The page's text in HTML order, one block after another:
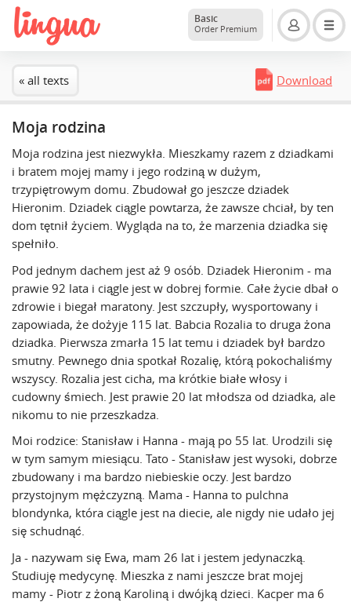
Basic
Order Premium
« all texts Download
Moja rodzina
Moja rodzina jest niezwykła. Mieszkamy razem z dziadkami
i bratem mojej mamy i jego rodziną w dużym,
trzypiętrowym domu. Zbudował go jeszcze dziadek
Hieronim. Dziadek ciągle powtarza, że zawsze chciał, by ten
dom tętnił życiem. Wygląda na to, że marzenia dziadka się
spełniło.
Pod jednym dachem jest aż 9 osób. Dziadek Hieronim - ma
prawie 92 lata i ciągle jest w dobrej formie. Całe życie dbał o
zdrowie i biegał maratony. Jest szczupły, wysportowany i
zapowiada, że dożyje 115 lat. Babcia Rozalia to druga żona
dziadka. Pierwsza zmarła 15 lat temu i dziadek był bardzo
smutny. Pewnego dnia spotkał Rozalię, którą pokochaliśmy
wszyscy. Rozalia jest cicha, ma krótkie białe włosy i
cudowny śmiech. Jest prawie 20 lat młodsza od dziadka, ale
nikomu to nie przeszkadza.
Moi rodzice: Stanisław i Hanna - mają po 55 lat. Urodzili się
w tym samym miesiącu. Tato - Stanisław jest wysoki, dobrze
zbudowany i ma bardzo niebieskie oczy. Jest bardzo
przystojnym mężczyzną. Mama - Hanna to pulchna
blondynka, która ciągle jest na diecie, ale nigdy nie udało jej
się schudnąć.
Ja - nazywam się Ewa, mam 26 lat i jestem jedynaczką.
Studiuję medycynę. Mieszka z nami jeszcze brat mojej
mamy - Piotr z żoną Karoliną i dwójką dzieci. Kacper ma 6